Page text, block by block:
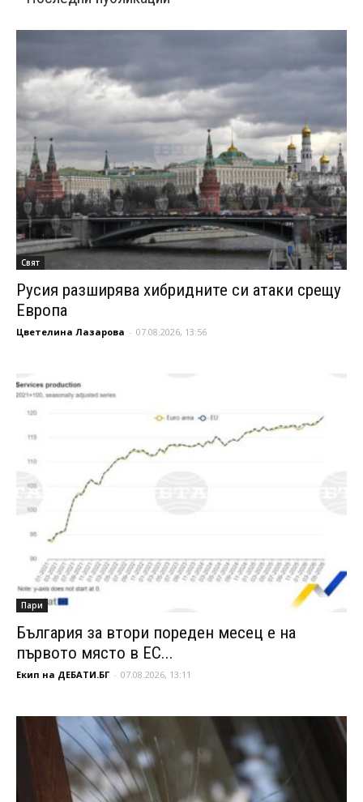
Свят
Русия разширява хибридните си атаки срещу
Европа
Цветелина Лазарова - 07.08.2026, 13:56
Пари
България за втори пореден месец е на
първото място в ЕС...
Екип на ДЕБАТИ.БГ - 07.08.2026, 13:11